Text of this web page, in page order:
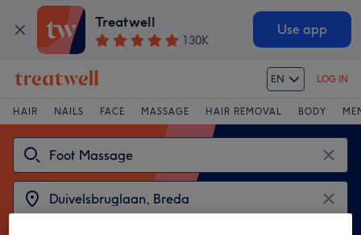
Treatwell
130K
Use app
EN LOG IN
HAIR NAILS FACE MASSAGE HAIR REMOVAL BODY